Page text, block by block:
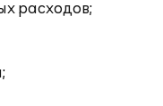
расходов;